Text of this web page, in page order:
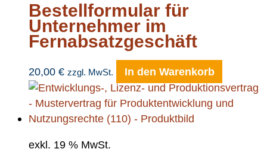
Bestellformular für
Unternehmer im
Fernabsatzgeschäft
20,00 € zzgl. MwSt. In den Warenkorb
exkl. 19 % MwSt.